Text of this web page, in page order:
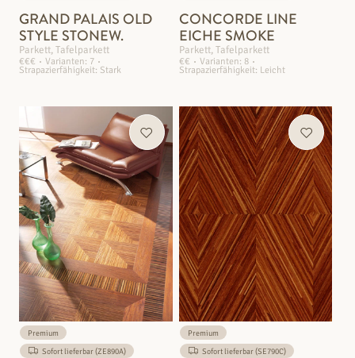
GRAND PALAIS OLD
STYLE STONEW.
Parkett, Tafelparkett
€€€
Varianten: 7
Strapazierfähigkeit: Stark
CONCORDE LINE
EICHE SMOKE
Parkett, Tafelparkett
€€
Varianten: 8
Strapazierfähigkeit: Leicht
Premium
Sofort lieferbar (ZE890A)
Premium
Sofort lieferbar (SE790C)